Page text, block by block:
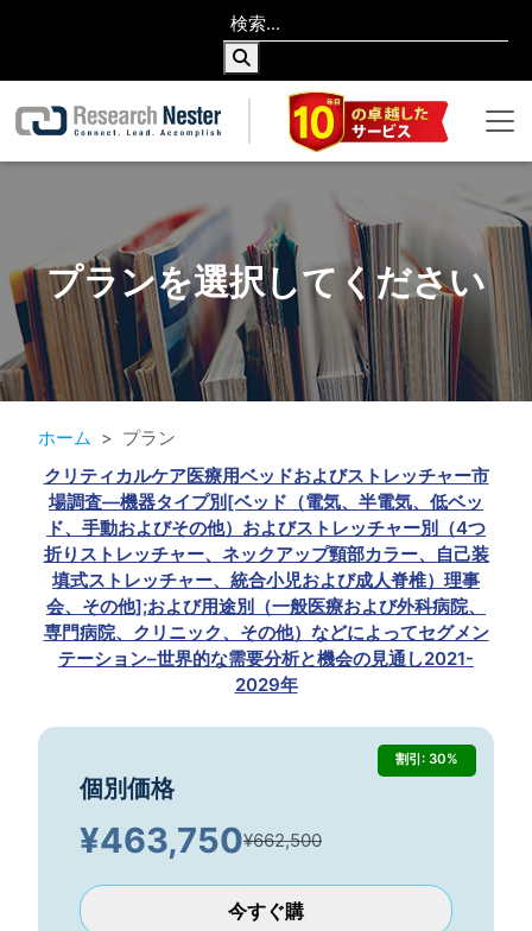
プランを選択してください
ホーム
プラン
クリティカルケア医療用ベッドおよびストレッチャー市
場調査―機器タイプ別[ベッド（電気、半電気、低ベッ
ド、手動およびその他）およびストレッチャー別（4つ
折りストレッチャー、ネックアップ頸部カラー、自己装
填式ストレッチャー、統合小児および成人脊椎）理事
会、その他];および用途別（一般医療および外科病院、
専門病院、クリニック、その他）などによってセグメン
テーション–世界的な需要分析と機会の見通し2021-
2029年
割引: 30%
個別価格
¥463,750¥662,500
今すぐ購